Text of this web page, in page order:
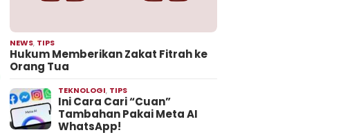
NEWS, TIPS
Hukum Memberikan Zakat Fitrah ke
Orang Tua
TEKNOLOGI, TIPS
Ini Cara Cari “Cuan”
Tambahan Pakai Meta AI
WhatsApp!